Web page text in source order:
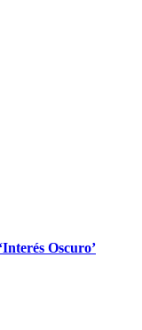
Oscuro’